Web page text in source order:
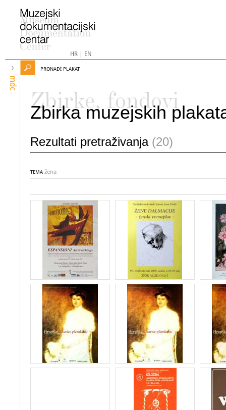
HR| EN
mdc
PRONAĐI PLAKAT
Zbirke, fondovi
Zbirka muzejskih
Rezultati pretraživanja (20)
TEMA žena